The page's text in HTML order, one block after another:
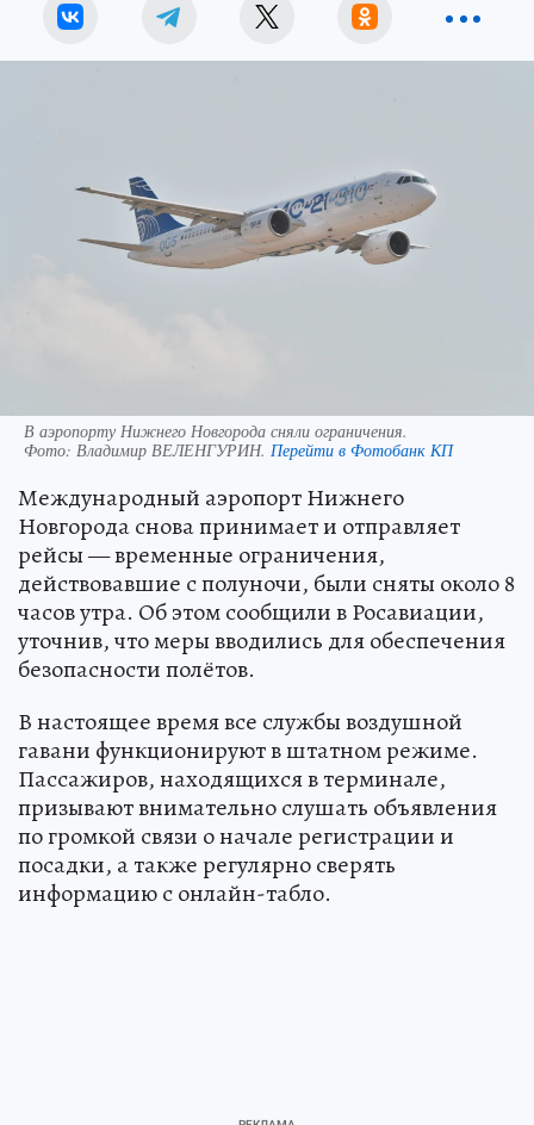
В аэропорту Нижнего Новгорода сняли ограничения.
Фото: Владимир ВЕЛЕНГУРИН. Перейти в Фотобанк КП
Международный аэропорт Нижнего
Новгорода снова принимает и отправляет
рейсы — временные ограничения,
действовавшие с полуночи, были сняты около 8
часов утра. Об этом сообщили в Росавиации,
уточнив, что меры вводились для обеспечения
безопасности полётов.
В настоящее время все службы воздушной
гавани функционируют в штатном режиме.
Пассажиров, находящихся в терминале,
призывают внимательно слушать объявления
по громкой связи о начале регистрации и
посадки, а также регулярно сверять
информацию с онлайн-табло.